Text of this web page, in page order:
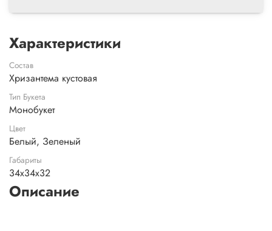
Характеристики
Состав
Хризантема кустовая
Тип Букета
Монобукет
Цвет
Белый, Зеленый
Габариты
34x34x32
Описание